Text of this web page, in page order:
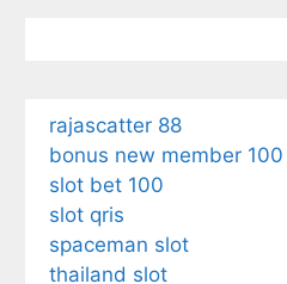
rajascatter 88
bonus new member 100
slot bet 100
slot qris
spaceman slot
thailand slot